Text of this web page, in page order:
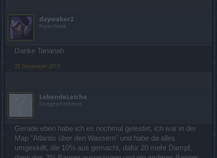
daywaker2
Forenfreak
Danke Tarianah
25 Dezember 2013
LebendeLeiche
Fortgeschrittener
Gerade eben habe ich es nochmal getestet, ich war in der
Map "Atlantis über den Wassern" und habe da alles
umgeskillt, die 10% aus gemacht, dafür 20 mehr Dampf,